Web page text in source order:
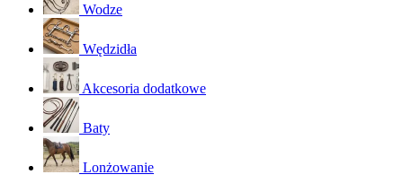
Wodze
Wędzidła
Akcesoria dodatkowe
Baty
Lonżowanie